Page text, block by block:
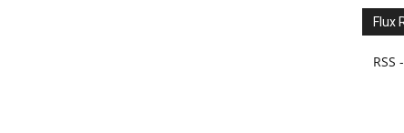
Flux
RSS